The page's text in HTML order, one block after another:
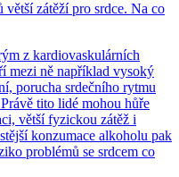
zátěží pro srdce. Na co
z kardiovaskulárních
mezi ně například vysoký
porucha srdečního rytmu
tito lidé mohou hůře
větší fyzickou zátěž i
konzumace alkoholu pak
problémů se srdcem co